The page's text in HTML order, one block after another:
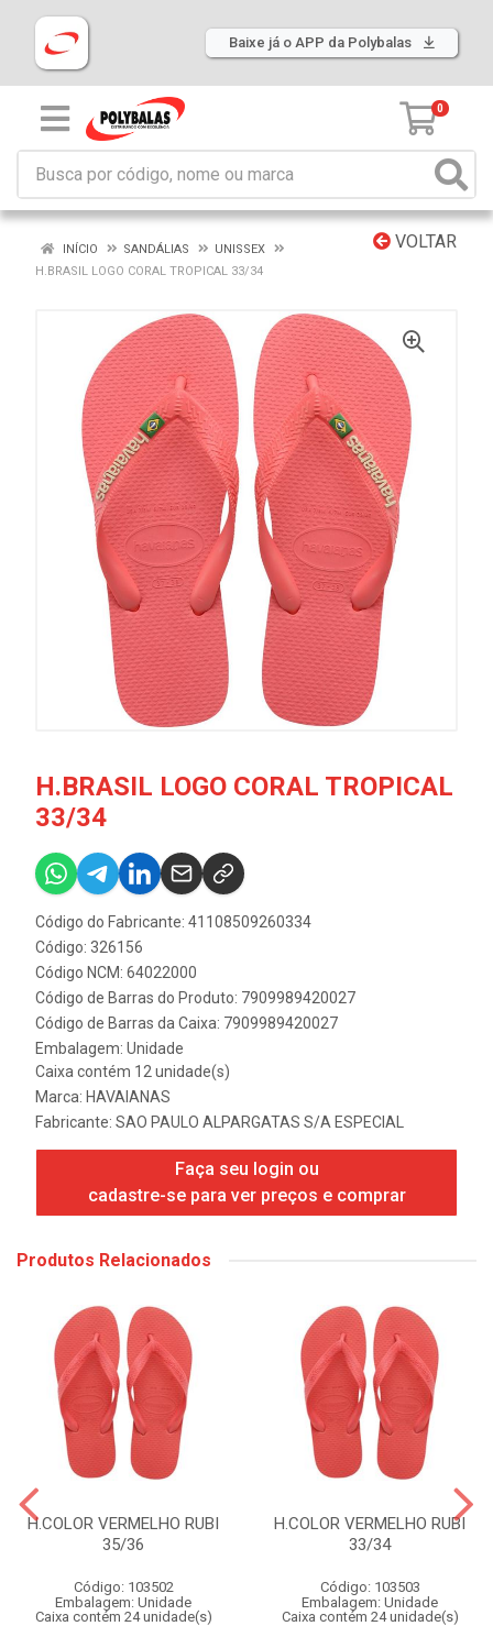
Baixe já o APP da Polybalas
0
VOLTAR
INÍCIO SANDÁLIAS
UNISSEX
H.BRASIL LOGO CORAL TROPICAL 33/34
H.BRASIL LOGO CORAL TROPICAL
33/34
Código do Fabricante: 41108509260334
Código: 326156
Código NCM: 64022000
Código de Barras do Produto: 7909989420027
Código de Barras da Caixa: 7909989420027
Embalagem: Unidade
Caixa contém 12 unidade(s)
Marca: HAVAIANAS
Fabricante: SAO PAULO ALPARGATAS S/A ESPECIAL
Faça seu login ou
cadastre-se para ver preços e comprar
Produtos Relacionados
H.COLOR VERMELHO RUBI
35/36
Código: 103502
Embalagem: Unidade
Caixa contém 24 unidade(s)
H.COLOR VERMELHO RUBI
33/34
Código: 103503
Embalagem: Unidade
Caixa contém 24 unidade(s)